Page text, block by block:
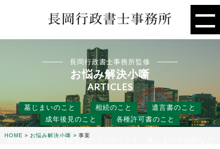
長岡行政書士事務所監修
お悩み解決小噺
ARTICLES
墓じまいのこと 相続のこと
遺言書のこと
成年後見のこと
各種許可書のこと
身の回りの行政書類などのワンポイント、墓じまいや相続など
HOME > お悩み解決小噺 > 事案